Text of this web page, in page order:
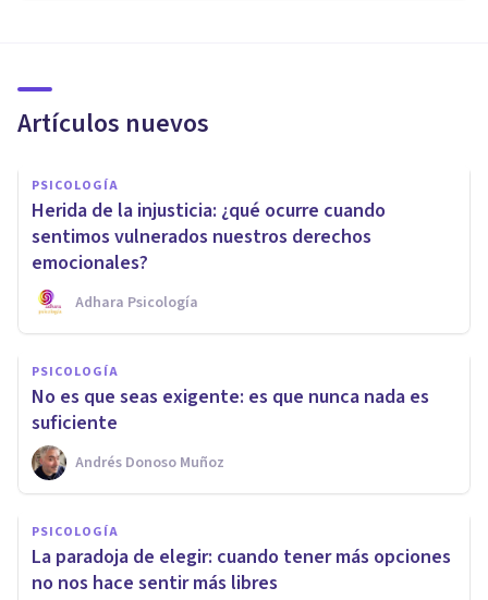
Artículos nuevos
PSICOLOGÍA
Herida de la injusticia: ¿qué ocurre cuando
sentimos vulnerados nuestros derechos
emocionales?
Adhara Psicología
PSICOLOGÍA
No es que seas exigente: es que nunca nada es
suficiente
Andrés Donoso Muñoz
PSICOLOGÍA
La paradoja de elegir: cuando tener más opciones
no nos hace sentir más libres